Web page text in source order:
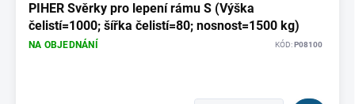
PIHER Svěrky pro lepení rámu S (Výška
čelistí=1000; šířka čelistí=80; nosnost=1500 kg)
NA OBJEDNÁNÍ KÓD: P08100